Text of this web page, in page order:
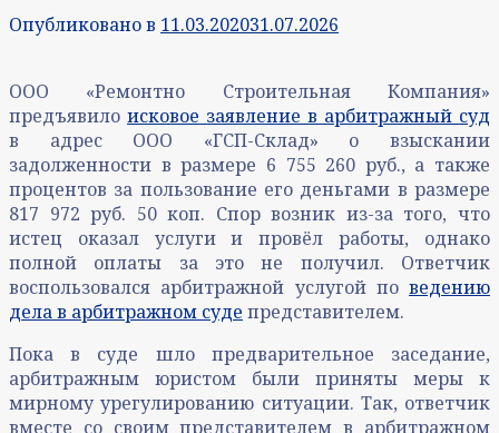
Опубликовано в 11.03.202031.07.2026
ООО «Ремонтно Строительная Компания»
предъявило исковое заявление в арбитражный суд
в адрес ООО «ГСП-Склад» о взыскании
задолженности в размере 6 755 260 руб., а также
процентов за пользование его деньгами в размере
817 972 руб. 50 коп. Спор возник из-за того, что
истец оказал услуги и провёл работы, однако
полной оплаты за это не получил. Ответчик
воспользовался арбитражной услугой по ведению
дела в арбитражном суде представителем.
Пока в суде шло предварительное заседание,
арбитражным юристом были приняты меры к
мирному урегулированию ситуации. Так, ответчик
вместе со своим представителем в арбитражном